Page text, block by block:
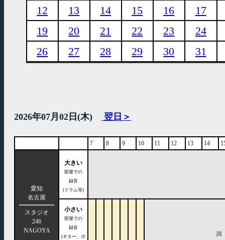
12
13 14 15 16
17
19
20 21 22 23
24
26
27 28 29 30 31
2026年07月02日(木) 翌日＞
7 8 9 10 11 12 13 14
愛知
名古屋
スタジオ
246
NAGOYA
大きい
部屋での
録音
(ドラム等)
小さい
部屋での
録音
(ギター、ボ
満